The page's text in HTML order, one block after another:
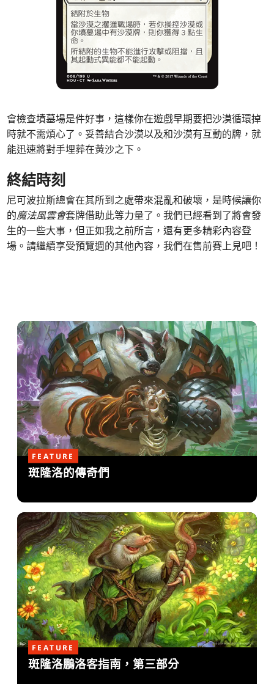
會檢查墳墓場是件好事，這樣你在遊戲早期要把沙漠循環掉
時就不需煩心了。妥善結合沙漠以及和沙漠有互動的牌，就
能迅速將對手埋葬在黃沙之下。
終結時刻
尼可波拉斯總會在其所到之處帶來混亂和破壞，是時候讓你
的魔法風雲會套牌借助此等力量了。我們已經看到了將會發
生的一些大事，但正如我之前所言，還有更多精彩內容登
場。請繼續享受預覽週的其他內容，我們在售前賽上見吧！
FEATURE
斑隆洛的傳奇們
FEATURE
斑隆洛鵬洛客指南，第三部分